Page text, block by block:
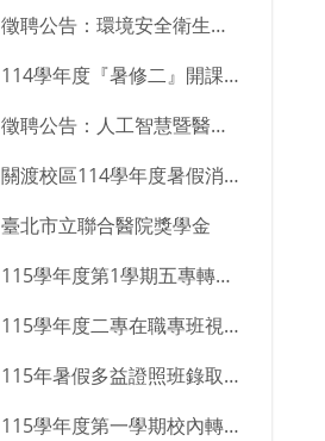
徵聘公告：環境安全衛生組 辦事員/技佐
114學年度『暑修二』開課㇐覽表
徵聘公告：人工智慧暨醫療應用科 編制外專任教師
關渡校區114學年度暑假消防設備測試時間
臺北市立聯合醫院獎學金
115學年度第1學期五專轉學招生考試錄取公告
115學年度二專在職專班視光學科新生學號查詢
115年暑假多益證照班錄取名單
115學年度第一學期校內轉科錄取名單及注意事項